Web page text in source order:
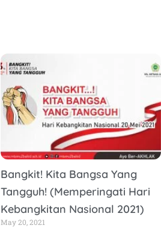
Bangkit! Kita Bangsa Yang
Tangguh! (Memperingati Hari
Kebangkitan Nasional 2021)
May 20, 2021